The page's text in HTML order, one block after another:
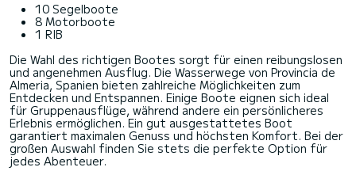
10 Segelboote
8 Motorboote
1 RIB
Die Wahl des richtigen Bootes sorgt für einen reibungslosen
und angenehmen Ausflug. Die Wasserwege von Provincia de
Almeria, Spanien bieten zahlreiche Möglichkeiten zum
Entdecken und Entspannen. Einige Boote eignen sich ideal
für Gruppenausflüge, während andere ein persönlicheres
Erlebnis ermöglichen. Ein gut ausgestattetes Boot
garantiert maximalen Genuss und höchsten Komfort. Bei der
großen Auswahl finden Sie stets die perfekte Option für
jedes Abenteuer.